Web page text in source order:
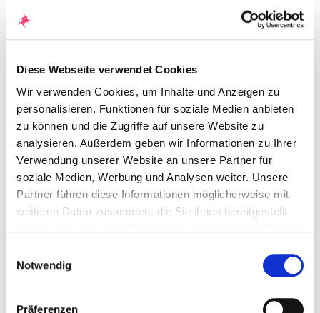
Diese Webseite verwendet Cookies
Wir verwenden Cookies, um Inhalte und Anzeigen zu
personalisieren, Funktionen für soziale Medien anbieten
zu können und die Zugriffe auf unsere Website zu
analysieren. Außerdem geben wir Informationen zu Ihrer
Verwendung unserer Website an unsere Partner für
soziale Medien, Werbung und Analysen weiter. Unsere
Partner führen diese Informationen möglicherweise mit
weiteren Daten zusammen, die Sie ihnen bereitgestellt
willigen Sie gem. Art. 49 Abs. 1 DSGVO ein, dass auch
möglich, dass die übermittelten Daten durch lokale
Notwendig
Präferenzen